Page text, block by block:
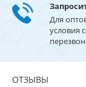
Для
условия
ОТЗЫВЫ